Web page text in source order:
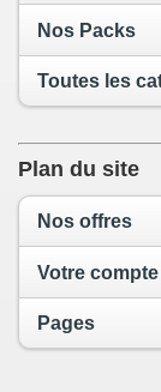
Nos Packs
Toutes les
Plan du site
Nos offres
Votre compte
Pages